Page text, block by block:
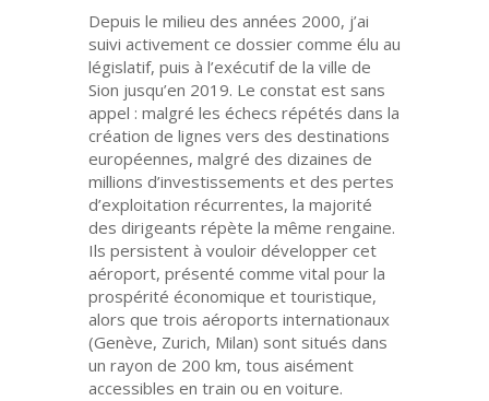
Depuis le milieu des années 2000, j’ai
suivi activement ce dossier comme élu au
législatif, puis à l’exécutif de la ville de
Sion jusqu’en 2019. Le constat est sans
appel : malgré les échecs répétés dans la
création de lignes vers des destinations
européennes, malgré des dizaines de
millions d’investissements et des pertes
d’exploitation récurrentes, la majorité
des dirigeants répète la même rengaine.
Ils persistent à vouloir développer cet
aéroport, présenté comme vital pour la
prospérité économique et touristique,
alors que trois aéroports internationaux
(Genève, Zurich, Milan) sont situés dans
un rayon de 200 km, tous aisément
accessibles en train ou en voiture.